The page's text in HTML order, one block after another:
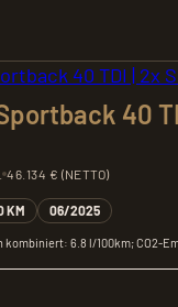
40
46.134 € (NETTO)
KM 06/2025
6.8 l/100km; CO2-